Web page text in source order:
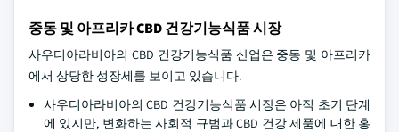
중동 및 아프리카 CBD 건강기능식품 시장
사우디아라비아의 CBD 건강기능식품 산업은 중동 및 아프리카
에서 상당한 성장세를 보이고 있습니다.
사우디아라비아의 CBD 건강기능식품 시장은 아직 초기 단계
에 있지만, 변화하는 사회적 규범과 CBD 건강 제품에 대한 홍